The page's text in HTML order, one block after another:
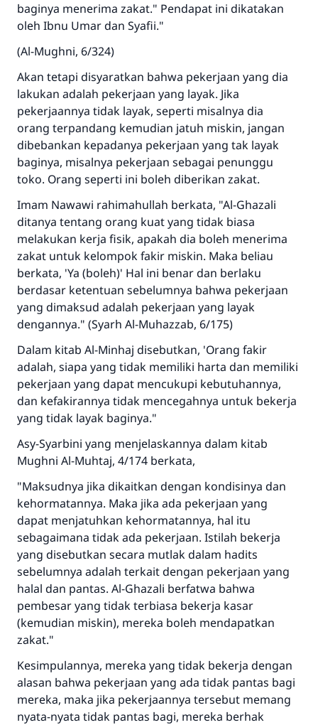
baginya menerima zakat." Pendapat ini dikatakan
oleh Ibnu Umar dan Syafii."
(Al-Mughni, 6/324)
Akan tetapi disyaratkan bahwa pekerjaan yang dia
lakukan adalah pekerjaan yang layak. Jika
pekerjaannya tidak layak, seperti misalnya dia
orang terpandang kemudian jatuh miskin, jangan
dibebankan kepadanya pekerjaan yang tak layak
baginya, misalnya pekerjaan sebagai penunggu
toko. Orang seperti ini boleh diberikan zakat.
Imam Nawawi rahimahullah berkata, "Al-Ghazali
ditanya tentang orang kuat yang tidak biasa
melakukan kerja fisik, apakah dia boleh menerima
zakat untuk kelompok fakir miskin. Maka beliau
berkata, 'Ya (boleh)' Hal ini benar dan berlaku
berdasar ketentuan sebelumnya bahwa pekerjaan
yang dimaksud adalah pekerjaan yang layak
dengannya." (Syarh Al-Muhazzab, 6/175)
Dalam kitab Al-Minhaj disebutkan, 'Orang fakir
adalah, siapa yang tidak memiliki harta dan memiliki
pekerjaan yang dapat mencukupi kebutuhannya,
dan kefakirannya tidak mencegahnya untuk bekerja
yang tidak layak baginya."
Asy-Syarbini yang menjelaskannya dalam kitab
Mughni Al-Muhtaj, 4/174 berkata,
"Maksudnya jika dikaitkan dengan kondisinya dan
kehormatannya. Maka jika ada pekerjaan yang
dapat menjatuhkan kehormatannya, hal itu
sebagaimana tidak ada pekerjaan. Istilah bekerja
yang disebutkan secara mutlak dalam hadits
sebelumnya adalah terkait dengan pekerjaan yang
halal dan pantas. Al-Ghazali berfatwa bahwa
pembesar yang tidak terbiasa bekerja kasar
(kemudian miskin), mereka boleh mendapatkan
zakat."
Kesimpulannya, mereka yang tidak bekerja dengan
alasan bahwa pekerjaan yang ada tidak pantas bagi
mereka, maka jika pekerjaannya tersebut memang
nyata-nyata tidak pantas bagi, mereka berhak
Jawaban no. 110845
menyelamatkan pernikahan.
Bantu kami dalam memberikan jawaban untuk umat
Rasulullah ﷺ bersabda
"Siapa yang menunjukkan suatu kebaikan,
meka dia akan mendapatkan pahala yang
sama dengan orang yang melakukannya"
MUSLIM, 1893
Saham